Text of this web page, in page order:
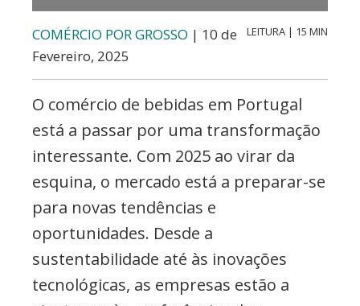
COMÉRCIO POR GROSSO | 10 de
Fevereiro, 2025
LEITURA | 15 MIN
O comércio de bebidas em Portugal
está a passar por uma transformação
interessante. Com 2025 ao virar da
esquina, o mercado está a preparar-se
para novas tendências e
oportunidades. Desde a
sustentabilidade até às inovações
tecnológicas, as empresas estão a